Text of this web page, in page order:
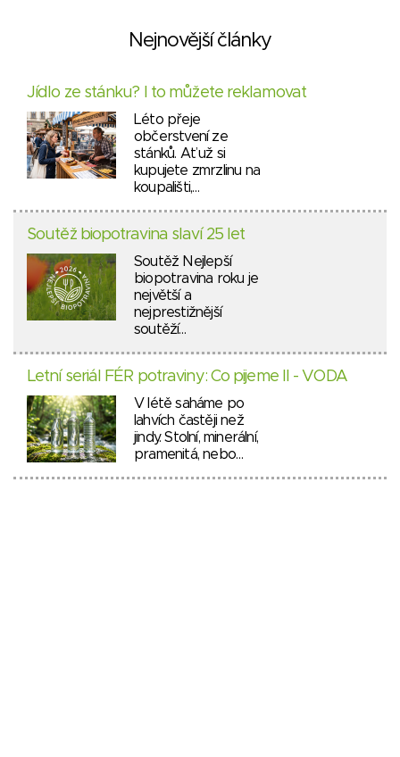
Nejnovější články
Jídlo ze stánku? I to můžete reklamovat
Léto přeje
občerstvení ze
stánků. Ať už si
kupujete zmrzlinu na
koupališti,…
Soutěž biopotravina slaví 25 let
Soutěž Nejlepší
biopotravina roku je
největší a
nejprestižnější
soutěží…
Letní seriál FÉR potraviny: Co pijeme II - VODA
V létě saháme po
lahvích častěji než
jindy. Stolní, minerální,
pramenitá, nebo…